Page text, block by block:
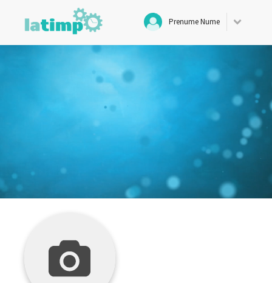
Prenume Nume